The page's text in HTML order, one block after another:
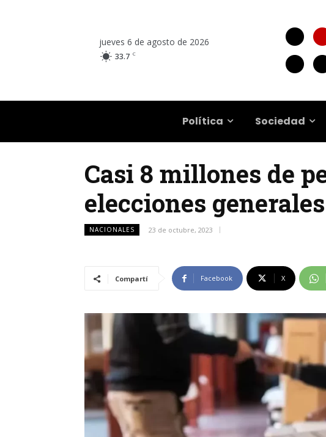
jueves 6 de agosto de 2026
33.7 C
Política Sociedad
Casi 8 millones de
elecciones
NACIONALES 23 de octubre, 2023
Compartí Facebook X